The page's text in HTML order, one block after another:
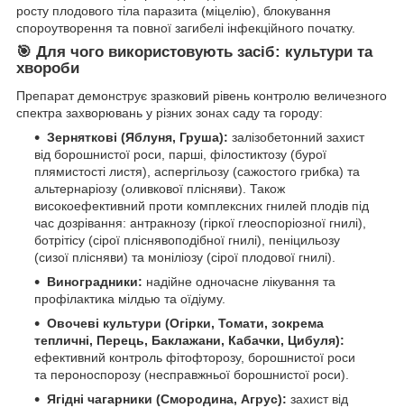
росту плодового тіла паразита (міцелію), блокування
спороутворення та повної загибелі інфекційного початку.
🎯 Для чого використовують засіб: культури та
хвороби
Препарат демонструє зразковий рівень контролю величезного
спектра захворювань у різних зонах саду та городу:
Зерняткові (Яблуня, Груша): залізобетонний захист
від борошнистої роси, парші, філостиктозу (бурої
плямистості листя), аспергільозу (сажостого грибка) та
альтернаріозу (оливкової плісняви). Також
високоефективний проти комплексних гнилей плодів під
час дозрівання: антракнозу (гіркої глеоспоріозної гнилі),
ботрітісу (сірої пліснявоподібної гнилі), пеніцильозу
(сизої плісняви) та моніліозу (сірої плодової гнилі).
Виноградники: надійне одночасне лікування та
профілактика мілдью та оїдіуму.
Овочеві культури (Огірки, Томати, зокрема
тепличні, Перець, Баклажани, Кабачки, Цибуля):
ефективний контроль фітофторозу, борошнистої роси
та пероноспорозу (несправжньої борошнистої роси).
Ягідні чагарники (Смородина, Агрус): захист від